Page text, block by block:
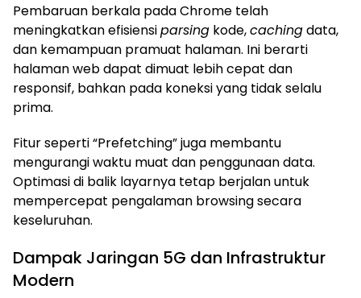
Pembaruan berkala pada Chrome telah
meningkatkan efisiensiparsing kode,cachingdata,
dan kemampuan pramuat halaman. Ini berarti
halaman web dapat dimuat lebih cepat dan
responsif, bahkan pada koneksi yang tidak selalu
prima.
Fitur seperti “Prefetching” juga membantu
mengurangi waktu muat dan penggunaan data.
Optimasi di balik layarnya tetap berjalan untuk
mempercepat pengalaman browsing secara
keseluruhan.
Dampak Jaringan 5G dan Infrastruktur
Modern